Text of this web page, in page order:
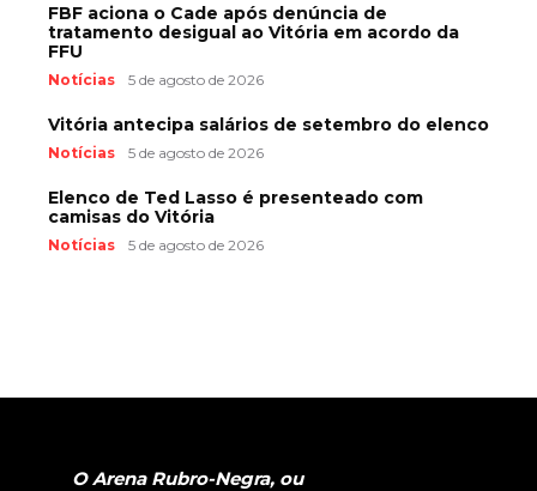
FBF aciona o Cade após denúncia de
tratamento desigual ao Vitória em acordo da
FFU
Notícias 5 de agosto de 2026
Vitória antecipa salários de setembro do elenco
Notícias 5 de agosto de 2026
Elenco de Ted Lasso é presenteado com
camisas do Vitória
Notícias 5 de agosto de 2026
O Arena Rubro-Negra, ou